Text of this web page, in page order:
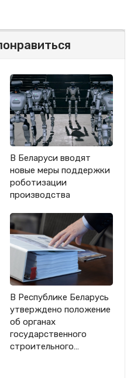
В Беларуси вводят
новые меры поддержки
роботизации
производства
В Республике Беларусь
утверждено положение
об органах
государственного
строительного…